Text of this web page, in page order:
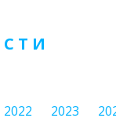
2022 2023